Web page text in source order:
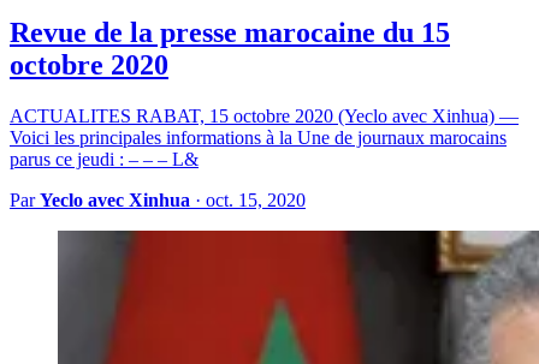
Revue de la presse marocaine du 15
octobre 2020
ACTUALITES RABAT, 15 octobre 2020 (Yeclo avec Xinhua) —
Voici les principales informations à la Une de journaux marocains
parus ce jeudi : – – – L&
ParYeclo avec Xinhua · oct. 15, 2020